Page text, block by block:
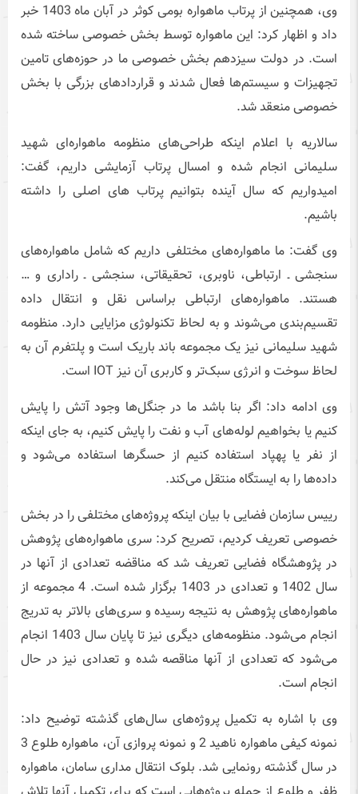
وی، همچنین از پرتاب ماهواره بومی کوثر در آبان ماه 1403 خبر
داد و اظهار کرد: این ماهواره توسط بخش خصوصی ساخته شده
است. در دولت سیزدهم بخش خصوصی ما در حوزه‌های تامین
تجهیزات و سیستم‌ها فعال شدند و قراردادهای بزرگی با بخش
خصوصی منعقد شد.
سالاریه با اعلام اینکه طراحی‌های منظومه ماهواره‌ای شهید
سلیمانی انجام شده و‌ امسال پرتاب آزمایشی داریم، گفت:
امیدواریم که سال آینده بتوانیم پرتاب های اصلی را داشته
باشیم.
وی گفت: ما ماهواره‌های مختلفی داریم که شامل ماهواره‌های
سنجشی ـ ارتباطی، ناوبری، تحقیقاتی، سنجشی ـ راداری و …
هستند. ماهواره‌های ارتباطی براساس نقل و انتقال داده
تقسیم‌‌بندی می‌شوند و به لحاظ تکنولوژی مزایایی دارد. منظومه
شهید سلیمانی نیز یک مجموعه باند باریک است و پلتفرم آن به
لحاظ سوخت و انرژی سبک‌تر و کاربری آن نیز IOT است.
وی ادامه داد: اگر بنا باشد ما در جنگل‌ها وجود آتش را پایش
کنیم یا بخواهیم لوله‌های آب و نفت را پایش کنیم، به جای اینکه
از نفر یا پهپاد استفاده کنیم از حسگرها استفاده می‌شود و
داده‌ها را به ایستگاه منتقل می‌کند.
رییس سازمان فضایی با بیان اینکه پروژه‌های مختلفی را در بخش
خصوصی تعریف کردیم، تصریح کرد: سری ماهواره‌های پژوهش
در پژوهشگاه فضایی تعریف شد که مناقضه تعدادی از آنها در
سال 1402 و تعدادی در 1403 برگزار شده است. 4 مجموعه از
ماهواره‌های پژوهش به نتیجه رسیده و سری‌های بالاتر به تدریج
انجام می‌شود. منظومه‌های دیگری نیز تا پایان سال 1403 انجام
می‌شود که تعدادی از آنها مناقصه شده و تعدادی نیز در حال
انجام است.
وی با اشاره به تکمیل پروژه‌های سال‌های گذشته توضیح داد:
نمونه کیفی ماهواره ناهید 2 و نمونه پروازی آن، ماهواره طلوع 3
در سال گذشته رونمایی شد. بلوک انتقال مداری سامان، ماهواره